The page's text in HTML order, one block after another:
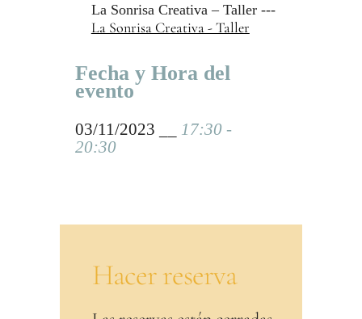
La Sonrisa Creativa – Taller ---
La Sonrisa Creativa - Taller
Fecha y Hora del
evento
03/11/2023 __
17:30 -
20:30
Hacer reserva